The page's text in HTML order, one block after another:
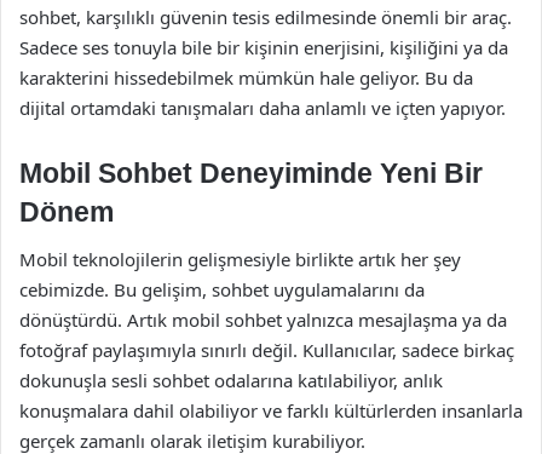
sohbet, karşılıklı güvenin tesis edilmesinde önemli bir araç.
Sadece ses tonuyla bile bir kişinin enerjisini, kişiliğini ya da
karakterini hissedebilmek mümkün hale geliyor. Bu da
dijital ortamdaki tanışmaları daha anlamlı ve içten yapıyor.
Mobil Sohbet Deneyiminde Yeni Bir
Dönem
Mobil teknolojilerin gelişmesiyle birlikte artık her şey
cebimizde. Bu gelişim, sohbet uygulamalarını da
dönüştürdü. Artık mobil sohbet yalnızca mesajlaşma ya da
fotoğraf paylaşımıyla sınırlı değil. Kullanıcılar, sadece birkaç
dokunuşla sesli sohbet odalarına katılabiliyor, anlık
konuşmalara dahil olabiliyor ve farklı kültürlerden insanlarla
gerçek zamanlı olarak iletişim kurabiliyor.